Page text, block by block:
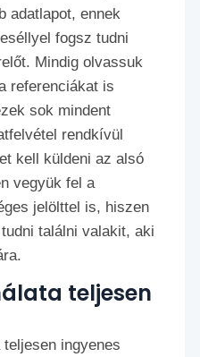
adatlapot, ennek
fogsz tudni
Mindig olvassuk
referenciákat is
sok mindent
rendkívül
kell küldeni az alsó
vegyük fel a
jelölttel is, hiszen
találni valakit, aki
teljesen
ingyenes